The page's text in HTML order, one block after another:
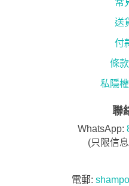
常
送
付
條
私隱
聯
WhatsApp:
(只限信
電郵: